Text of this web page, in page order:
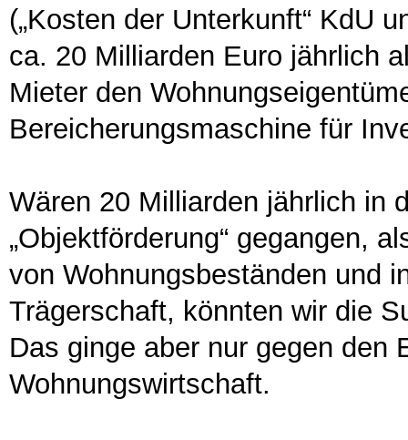
(„Kosten der Unterkunft“ KdU
ca. 20 Milliarden Euro jährlich
Mieter den
Bereicherungsmaschine für
Wären 20 Milliarden jährlich in
„Objektförderung“ gegangen,
von Wohnungsbeständen und
Trägerschaft, könnten wir die
Das ginge aber nur gegen den
Wohnungswirtschaft.